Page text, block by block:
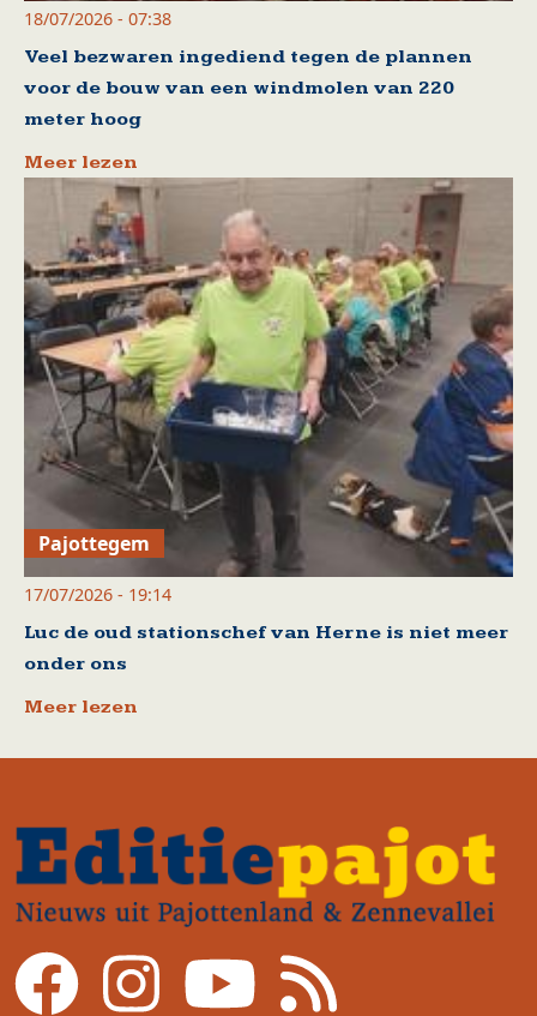
18/07/2026 - 07:38
Veel bezwaren ingediend tegen de plannen
voor de bouw van een windmolen van 220
meter hoog
Meer lezen
Pajottegem
17/07/2026 - 19:14
Luc de oud stationschef van Herne is niet meer
onder ons
Meer lezen